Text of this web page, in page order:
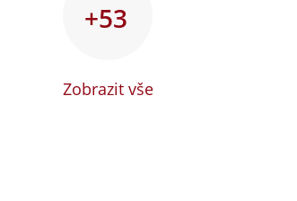
+53
Zobrazit vše